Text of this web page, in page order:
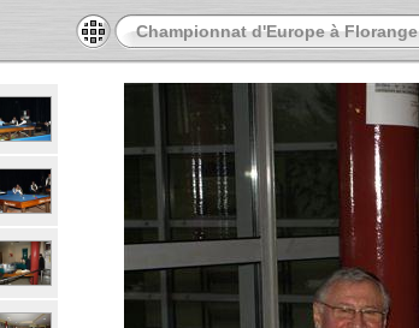
Championnat d'Europe à Florange